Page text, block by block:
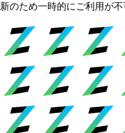
新のため一時的にご利用が不